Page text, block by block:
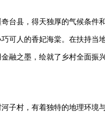
台县，得天独厚的气候条件
可人的香妃海棠。在扶持当
融之墨，绘就了乡村全面振兴
子村，有着独特的地理环境